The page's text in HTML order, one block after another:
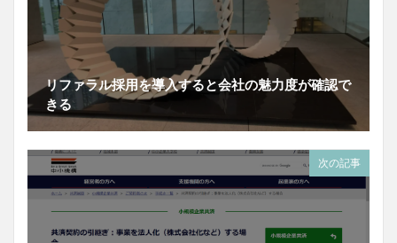
リファラル採用を導入すると会社の魅力度が確認で
きる
次の記事